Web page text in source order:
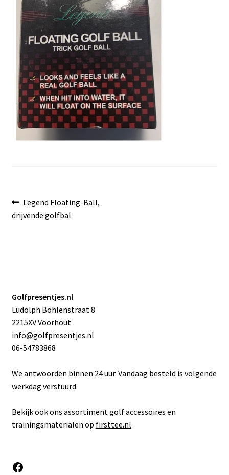
Bericht
navigatie
Vorig
bericht:
Legend Floating-Ball,
drijvende golfbal
Golfpresentjes.nl
Ludolph Bohlenstraat 8
2215XV Voorhout
info@golfpresentjes.nl
06-54783868
We antwoorden binnen 24 uur. Vandaag besteld is volgende
werkdag verstuurd.
Bekijk ook ons assortiment golf accessoires en
trainingsmaterialen op firsttee.nl
Facebook